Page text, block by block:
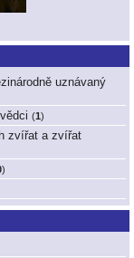
uznávaný
(1)
zvířat a zvířat
)